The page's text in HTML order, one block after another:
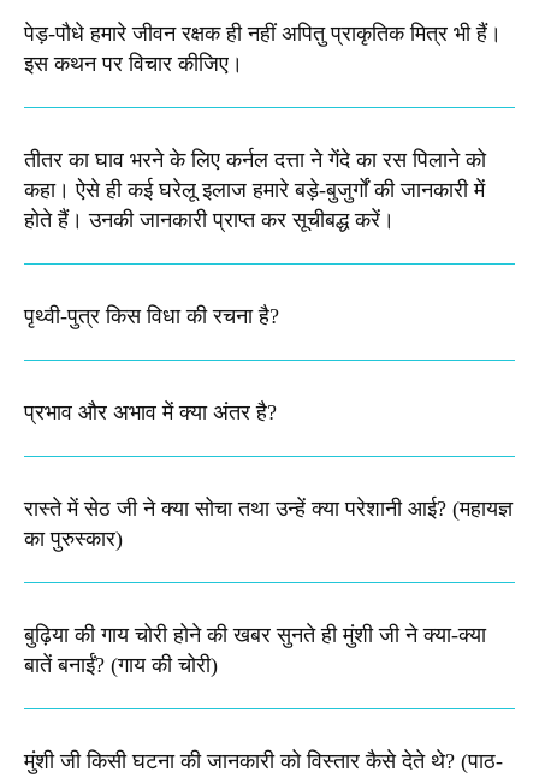
पेड़-पौधे हमारे जीवन रक्षक ही नहीं अपितु प्राकृतिक मित्र भी हैं।
इस कथन पर विचार कीजिए।
तीतर का घाव भरने के लिए कर्नल दत्ता ने गेंदे का रस पिलाने को
कहा। ऐसे ही कई घरेलू इलाज हमारे बड़े-बुजुर्गों की जानकारी में
होते हैं। उनकी जानकारी प्राप्त कर सूचीबद्ध करें।
पृथ्वी-पुत्र किस विधा की रचना है?
प्रभाव और अभाव में क्या अंतर है?
रास्ते में सेठ जी ने क्या सोचा तथा उन्हें क्या परेशानी आई? (महायज्ञ
का पुरुस्कार)
बुढ़िया की गाय चोरी होने की खबर सुनते ही मुंशी जी ने क्या-क्या
बातें बनाईं? (गाय की चोरी)
मुंशी जी किसी घटना की जानकारी को विस्तार कैसे देते थे​? (पाठ-